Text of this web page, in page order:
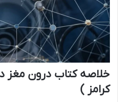
خلاصه کتاب درون مغز
کرامز )